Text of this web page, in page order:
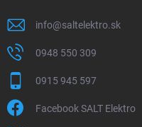
info@saltelektro.sk
0948 550 309
0915 945 597
Facebook SALT Elektro